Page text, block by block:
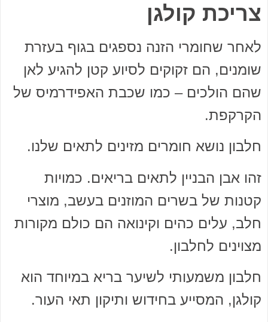
צריכת קולגן
לאחר שחומרי הזנה נספגים בגוף בעזרת
שומנים, הם זקוקים לסיוע קטן להגיע לאן
שהם הולכים – כמו שכבת האפידרמיס של
הקרקפת.
חלבון נושא חומרים מזינים לתאים שלנו.
זהו אבן הבניין לתאים בריאים. כמויות
קטנות של בשרים המוזנים בעשב, מוצרי
חלב, עלים כהים וקינואה הם כולם מקורות
מצוינים לחלבון.
חלבון משמעותי לשיער בריא במיוחד הוא
קולגן, המסייע בחידוש ותיקון תאי העור.